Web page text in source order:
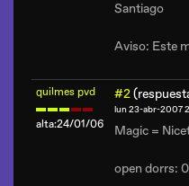
Santiago
Aviso: Este
quilmes pvd
alta:24/01/06
#2
lun 23-abr-2007
Magic =
open dorrs: